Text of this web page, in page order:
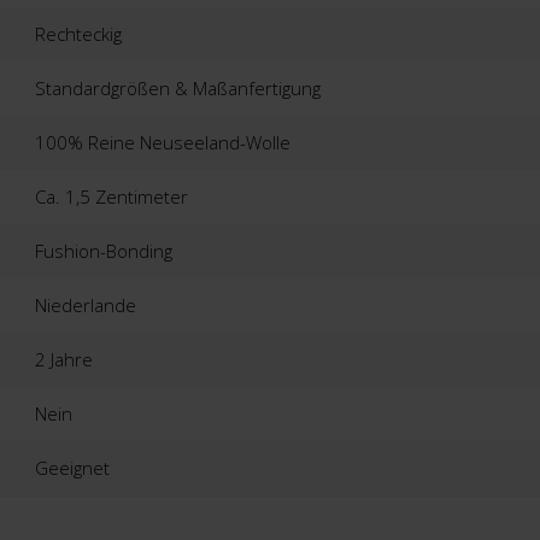
Rechteckig
Standardgrößen & Maßanfertigung
100% Reine Neuseeland-Wolle
Ca. 1,5 Zentimeter
Fushion-Bonding
Niederlande
2 Jahre
Nein
Geeignet